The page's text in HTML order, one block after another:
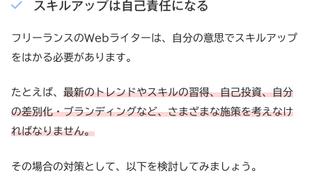
スキルアップは自己責任になる
フリーランスのWebライターは、自分の意思でスキルアップ
をはかる必要があります。
たとえば、 最新のトレンドやスキルの習得、自己投資、自分
の差別化・ブランディングなど、さまざまな施策を考えなけ
ればなりません。
その場合の対策として、以下を検討してみましょう。